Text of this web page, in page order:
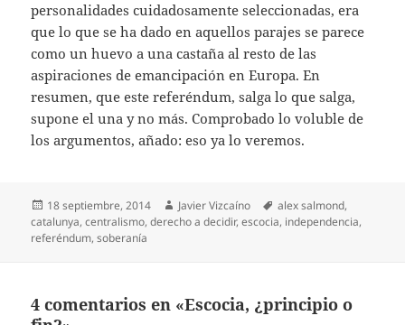
personalidades cuidadosamente seleccionadas, era
que lo que se ha dado en aquellos parajes se parece
como un huevo a una castaña al resto de las
aspiraciones de emancipación en Europa. En
resumen, que este referéndum, salga lo que salga,
supone el una y no más. Comprobado lo voluble de
los argumentos, añado: eso ya lo veremos.
Publicado
el
18 septiembre, 2014 Autor
Javier Vizcaíno Etiquetas
alex salmond,
catalunya,centralismo,derecho a decidir,escocia, independencia,
referéndum,soberanía
4 comentarios en «Escocia, ¿principio o